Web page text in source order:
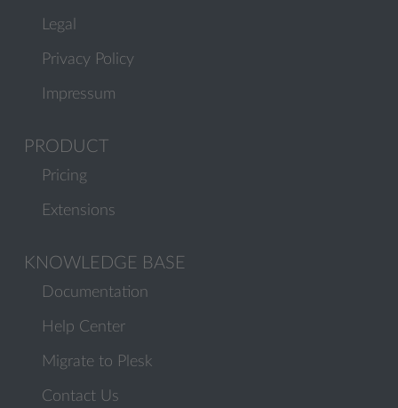
Legal
Privacy Policy
Impressum
PRODUCT
Pricing
Extensions
KNOWLEDGE BASE
Documentation
Help Center
Migrate to Plesk
Contact Us